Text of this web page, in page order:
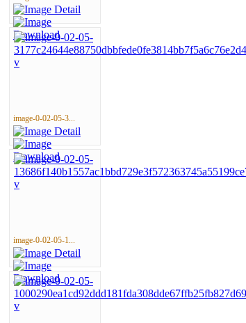
image-0-02-05-3...
image-0-02-05-1...